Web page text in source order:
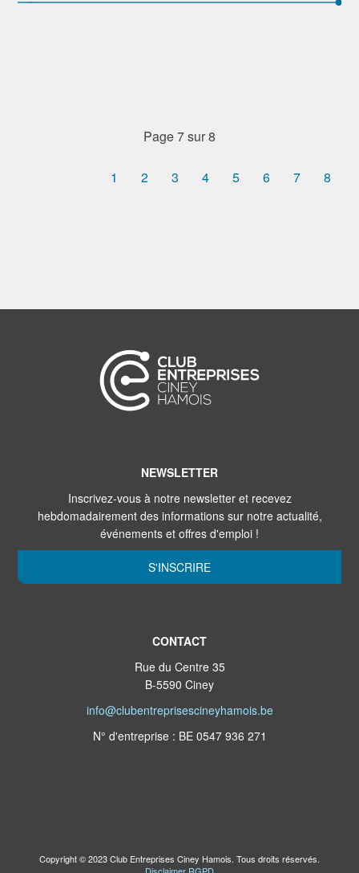
Page 7 sur 8
1 2 3 4 5 6 7 8
NEWSLETTER
Inscrivez-vous à notre newsletter et recevez
hebdomadairement des informations sur notre actualité,
événements et offres d'emploi !
S'INSCRIRE
CONTACT
Rue du Centre 35
B-5590 Ciney
info@clubentreprisescineyhamois.be
N° d'entreprise : BE 0547 936 271
Copyright © 2023 Club Entreprises Ciney Hamois. Tous droits réservés.